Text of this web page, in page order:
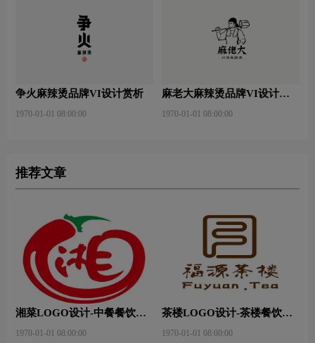
争火麻辣烫品牌VI设计赏析
1970-01-01 08:00:00
麻老大麻辣烫品牌VI设计赏
1970-01-01 08:00:00
推荐文章
湘菜LOGO设计-中餐餐饮连
1970-01-01 08:00:00
茶楼LOGO设计-茶楼餐饮连
1970-01-01 08:00:00